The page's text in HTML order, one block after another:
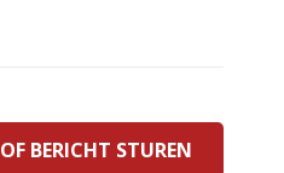
BERICHT STUREN